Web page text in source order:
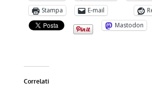
Stampa
E-mail
Mastodon
Correlati